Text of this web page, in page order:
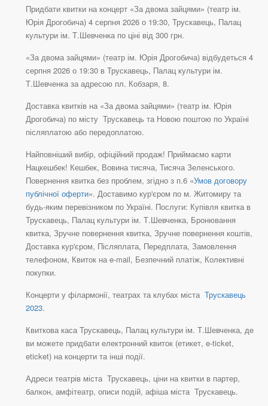
Придбати квитки на концерт «За двома зайцями» (театр ім.
Юрія Дрогобича) 4 серпня 2026 о 19:30, Трускавець, Палац
культури ім. Т.Шевченка по ціні від 300 грн.
«За двома зайцями» (театр ім. Юрія Дрогобича) відбудеться 4
серпня 2026 о 19:30 в Трускавець, Палац культури ім.
Т.Шевченка за адресою пл. Кобзаря, 8.
Доставка квитків на «За двома зайцями» (театр ім. Юрія
Дрогобича) по місту Трускавець та Новою поштою по Україні
післяплатою або передоплатою.
Найповніший вибір, офіційний продаж! Приймаємо карти
Нацкешбек! Кешбек, Вовина тисяча, Тисяча Зеленського.
Повернення квитка без проблем, згідно з п.6 «Умов договору
публічної оферти». Доставимо кур'єром по м. Житомиру та
будь-яким перевізником по Україні. Послуги: Купівля квитка в
Трускавець, Палац культури ім. Т.Шевченка, Бронювання
квитка, Зручне повернення квитка, Зручне повернення коштів,
Доставка кур'єром, Післяплата, Передплата, Замовлення
телефоном, Квиток на e-mail, Безпечний платіж, Колективні
покупки.
Концерти у філармонії, театрах та клубах міста Трускавець
2023.
Квиткова каса Трускавець, Палац культури ім. Т.Шевченка, де
ви можете придбати електронний квиток (етикет, e-ticket,
eticket) на концерти та інші події.
Адреси театрів міста Трускавець, ціни на квитки в партер,
балкон, амфітеатр, описи подій, афіша міста Трускавець.